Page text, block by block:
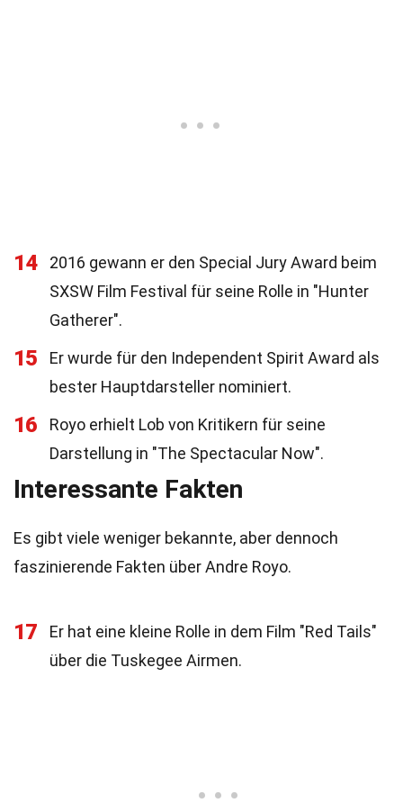
14
2016 gewann er den Special Jury Award beim
SXSW Film Festival für seine Rolle in "Hunter
Gatherer".
15
Er wurde für den Independent Spirit Award als
bester Hauptdarsteller nominiert.
16
Royo erhielt Lob von Kritikern für seine
Darstellung in "The Spectacular Now".
Interessante Fakten
Es gibt viele weniger bekannte, aber dennoch
faszinierende Fakten über Andre Royo.
17
Er hat eine kleine Rolle in dem Film "Red Tails"
über die Tuskegee Airmen.